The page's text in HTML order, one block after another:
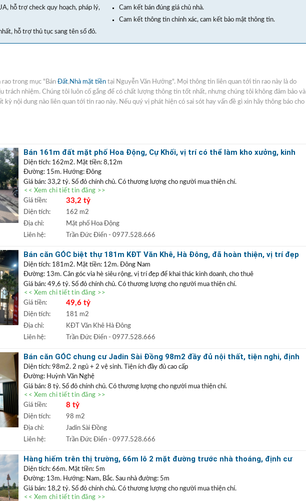
hỗ trợ check quy hoạch, pháp lý,
Cam kết bán đúng giá chủ nhà.
Cam kết thông tin chính xác, cam kết bảo mật thông tin.
hỗ trợ thủ tục sang tên sổ đỏ.
trong mục "Bán Đất,Nhà mặt tiền tại Nguyễn Văn Hưởng". Mọi thông tin liên quan tới tin rao này là do
trách nhiệm. Chúng tôi luôn cố gắng để có chất lượng thông tin tốt nhất, nhưng chúng tôi không đảm bảo và
kỳ nội dung nào liên quan tới tin rao này. Nếu quý vị phát hiện có sai sót hay vấn đề gì xin hãy thông báo cho
Bán 161m đất mặt phố Hoa Động, Cự Khối, vị trí có thể làm kho xưởng, kinh
doanh
Diện tích: 162m2. Mặt tiền: 8,12m
Đường: 15m. Hướng: Đông
Giá bán: 33,2 tỷ. Sổ đỏ chính chủ. Có thương lượng cho người mua thiện chí.
Vị trí: Lôđất nằm mặt phố Hoa Động
mặt tiền rộng, có thể phân lô tách thửa, làm nhà vườn. Xung quanh dân cư yên tĩnh, đường thông
thoáng, gần hồ điều hòa đang thi công, gần trường, chợ rất thuận tiện cho sinh hoạt, định cư lâu dài.
+++ Liên hệ xem đấtGỌI NGAY:0977 528 666
+ TRẦN ĐỨC ĐIỂN:Chuyên bất động sản
Lâm.
+ Bất động sản TRẦN PHÚ: Nhận mua bán ký gửi nhà đất, hỗ trợ thủ tục pháp lý, vay vốn
ngân hàng lãi suất thấp.
<< Xem chi tiết tin đăng >>
Giá tiền:
33,2 tỷ
Diện tích:
162 m2
Địa chỉ:
Mặt phố Hoa Động
Liên hệ:
Trần Đức Điển- 0977.528.666
Bán căn GÓC biệt thự 181m KĐT Văn Khê, Hà Đông, đã hoàn thiện, vị trí đẹp
khai thác kinh doanh
Diện tích: 181m2. Mặt tiền: 12m. Đông Nam
Đường: 13m. Căn góc vỉa hè siêu rộng, vị trí đẹp để khai thác kinh doanh, cho thuê
Giá bán: 49,6 tỷ. Sổ đỏ chính chủ. Có thương lượng cho người mua thiện chí.
Căn biệt thự góc nằm trong khu đô thị Văn Khê
uất, có thể khai thác làm trụ sở công ty hoặc vừa ở vừa kinh doanh. Không gian xanh,
gần trung tâm thương mại Aeomall, viện 103, hạ tầng đã đồng bộ, kết nối giao thông
tốt.
+++ Liên hệ xem đấtGỌI NGAY:0977 528 666
Lâm.
+ Bất động sản TRẦN PHÚ: Nhận mua bán ký gửi nhà đất, hỗ trợ thủ tục pháp lý, vay vốn
ngân hàng lãi suất thấp.
<< Xem chi tiết tin đăng >>
Giá tiền:
49,6 tỷ
Diện tích:
181 m2
Địa chỉ:
KĐT Văn Khê Hà Đông
Liên hệ:
Trần Đức Điển- 0977.528.666
Bán căn GÓC chung cư Jadin Sài Đồng 98m2 đầy đủ nội thất, tiện nghi, định
cư được ngay
Diện tích: 98m2. 2 ngủ + 2 vệ sinh. Tiện ích đầy đủ cao cấp
Đường: Huỳnh Văn Nghệ
Giá bán: 8 tỷ. Sổ đỏ chính chủ. Có thương lượng cho người mua thiện chí.
Căn chung cư tòa G1 Jadin Sài Đồng,
tiện ích an sinh đầy đủ, trường học song ngữ, chợ bán kính chỉ 200m. Rất phù hợp
mua định cư lâu dài hoặc cho thuê dòng tiền hàng tháng.
+++ Liên hệ xem đấtGỌI NGAY
+TRẦN ĐỨC ĐIỂN:Chuyên bất động sản
+ Bất động sản TRẦN PHÚ: Nhận mua bán ký gửi nhà đất, hỗ trợ thủ tục pháp lý, vay vốn
ngân hàng lãi suất thấp.
<< Xem chi tiết tin đăng >>
Giá tiền:
8 tỷ
Diện tích:
98 m2
Địa chỉ:
Jadin Sài Đồng
Liên hệ:
Trần Đức Điển- 0977.528.666
Hàng hiếm trên thị trường, 66m lô 2 mặt đường trước nhà thoáng, định cư
hoặc làm văn phòng rất đẹp
Diện tích: 66m. Mặt tiền: 5m
Đường: 13m. Hướng: Nam, Bắc. Sau nhà đường: 5m
Giá bán: 18,2 tỷ. Sổ đỏ chính chủ. Có thương lượng cho người mua thiện chí.
Vị trí:Đất đấu giá Cự Khối
<< Xem chi tiết tin đăng >>